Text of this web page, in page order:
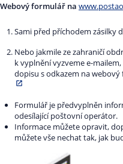
Webový formulář na
Sami před příchodem zásilky
Nebo jakmile ze zahraničí
k vyplnění vyzveme e-
dopisu s odkazem na
Formulář je předvyplněn
odesílající poštovní operátor.
Informace můžete opravit,
můžete vše nechat tak, jak